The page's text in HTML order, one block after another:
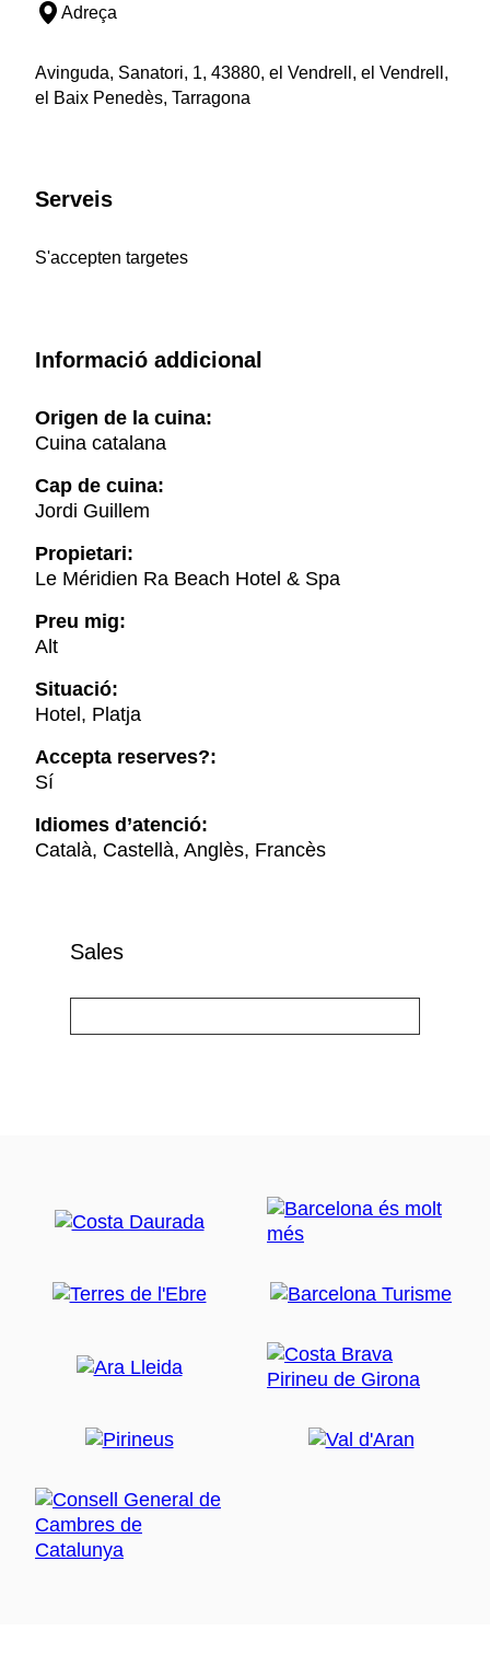
Adreça
Avinguda, Sanatori, 1, 43880, el Vendrell, el Vendrell,
el Baix Penedès, Tarragona
Serveis
S'accepten targetes
Informació addicional
Origen de la cuina:
Cuina catalana
Cap de cuina:
Jordi Guillem
Propietari:
Le Méridien Ra Beach Hotel & Spa
Preu mig:
Alt
Situació:
Hotel, Platja
Accepta reserves?:
Sí
Idiomes d’atenció:
Català, Castellà, Anglès, Francès
Sales